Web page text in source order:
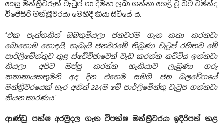
සෙසු මන්ත්‍රීවරුන් වැටුප් හා දීමනා ලබා ගන්නා හෙළි වූ බව චමින්ද
විජේසිරි මන්ත්‍රීවරයා මෙහිදී කියා සිටියේ ය.
"එක පැත්තකින් ඔබතුමියලා ජනවරම ගැන කතා කරනවා
බොහොම හොඳයි, හැබැයි ජනවරමේ තිබුණා වැටුප් රහිතව මේ
පාර්ලිමේන්තුව තුළ ස්වේච්ඡාවෙන් වැඩ කරන්න කට්ටිය ඉන්නවා
කියලා. අපිට ඔප්පු කරන්න හැකියාව ලැබුණා ගරු
කතානායකතුමනි අද දින එහෙම සමගි ජන බලවේගයේ
මන්ත්‍රීවරයෙක් හැර අනිත් 224ම මේ පාර්ලිමේන්තු වැටුප ගන්නවා
කියන කාරණය."
ආණ්ඩු පක්ෂ අරමුදල ගැන විපක්ෂ මන්ත්‍රීවරයා ඉදිරිපත් කළ